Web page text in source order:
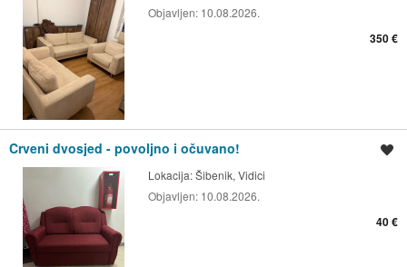
Objavljen: 10.08.2026.
350 €
Crveni dvosjed - povoljno i očuvano!
Lokacija:Šibenik, Vidici
Objavljen: 10.08.2026.
40 €